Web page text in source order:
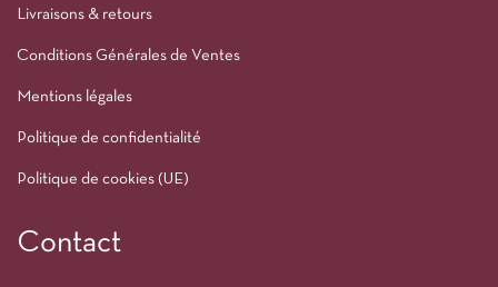
Livraisons & retours
Conditions Générales de Ventes
Mentions légales
Politique de confidentialité
Politique de cookies (UE)
Contact